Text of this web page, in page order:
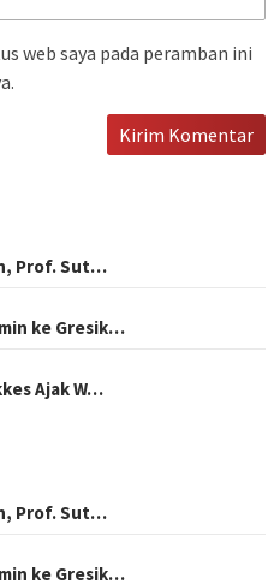
web saya pada peramban ini
Prof. Sut…
ke Gresik…
Ajak W…
Prof. Sut…
ke Gresik…